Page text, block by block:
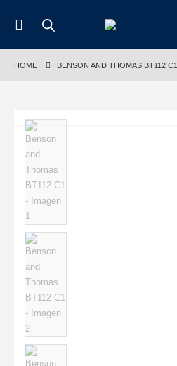
HOME BENSON AND THOMAS BT112 C1